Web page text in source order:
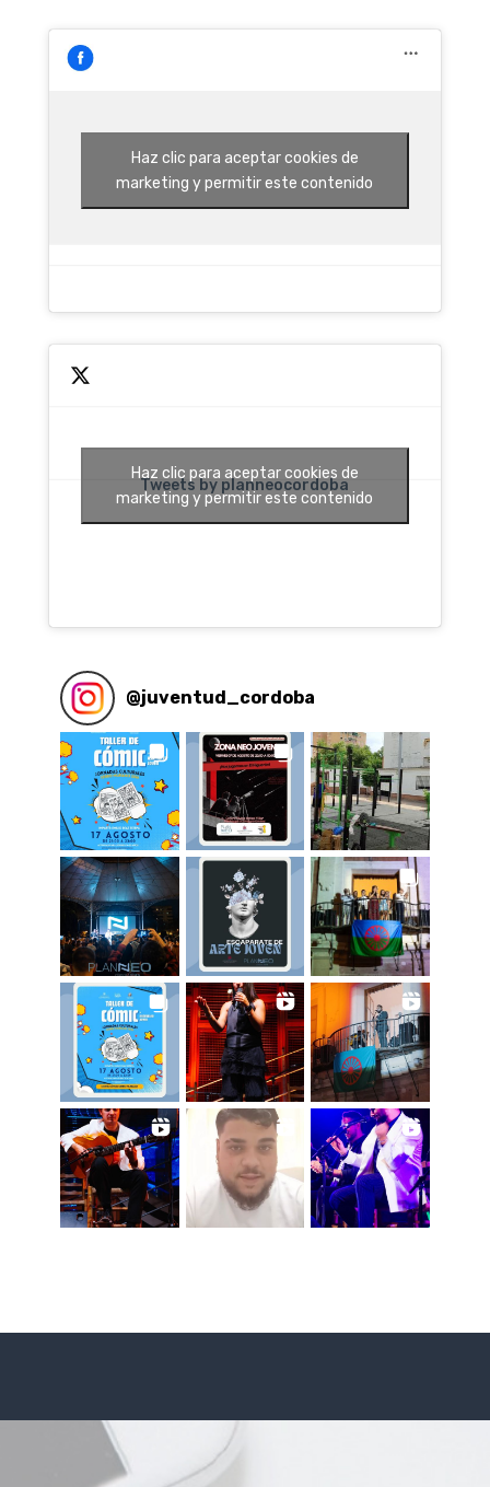
Haz clic para aceptar cookies de
marketing y permitir este contenido
Tweets by planneocordoba
Haz clic para aceptar cookies de
marketing y permitir este contenido
@juventud_cordoba